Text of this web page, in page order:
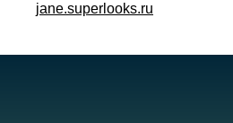
jane.superlooks.ru